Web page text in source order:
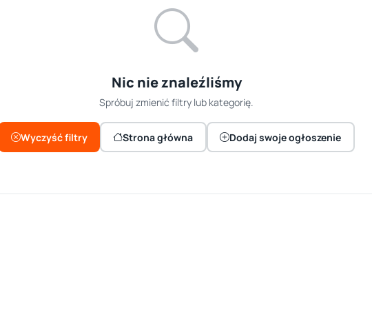
Nic nie znaleźliśmy
Spróbuj zmienić filtry lub kategorię.
Wyczyść filtry Strona główna Dodaj swoje ogłoszenie